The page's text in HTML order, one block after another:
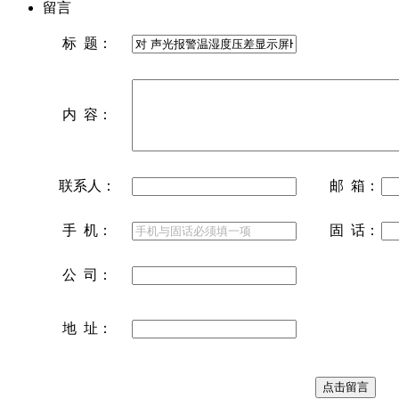
留言
标 题：
内 容：
联系人： 邮 箱：
手 机： 固 话：
公 司：
地 址：